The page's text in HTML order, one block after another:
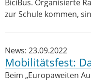
BiciBus. Organisierte
zur Schule kommen,
News: 23.09.2022
Mobilitätsfest:
Beim „Europaweiten